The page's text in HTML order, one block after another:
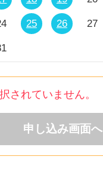
25 26 27
されていません。
申し込み画面へ